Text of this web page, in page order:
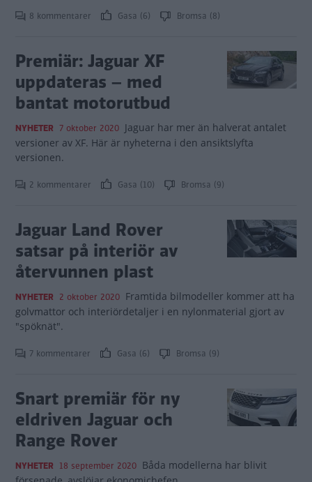
8 kommentarer Gasa (6) Bromsa (8)
Premiär: Jaguar XF
uppdateras – med
bantat motorutbud
NYHETER 7 oktober 2020 Jaguar har mer än halverat antalet
versioner av XF. Här är nyheterna i den ansiktslyfta
versionen.
2 kommentarer Gasa (10) Bromsa (9)
Jaguar Land Rover
satsar på interiör av
återvunnen plast
NYHETER 2 oktober 2020 Framtida bilmodeller kommer att ha
golvmattor och interiördetaljer i en nylonmaterial gjort av
"spöknät".
7 kommentarer Gasa (6) Bromsa (9)
Snart premiär för ny
eldriven Jaguar och
Range Rover
NYHETER 18 september 2020 Båda modellerna har blivit